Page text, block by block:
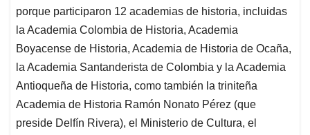
porque participaron 12 academias de historia, incluidas
la Academia Colombia de Historia, Academia
Boyacense de Historia, Academia de Historia de Ocaña,
la Academia Santanderista de Colombia y la Academia
Antioqueña de Historia, como también la triniteña
Academia de Historia Ramón Nonato Pérez (que
preside Delfín Rivera), el Ministerio de Cultura, el